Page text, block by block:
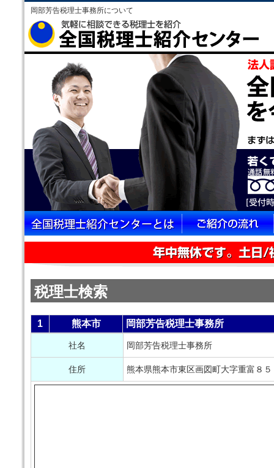
岡部芳告税理士事務所について
税理士検索
1 熊本市 岡部芳告税理士事務所
社名 岡部芳告税理士事務所
住所 熊本県熊本市東区画図町大字重富８５